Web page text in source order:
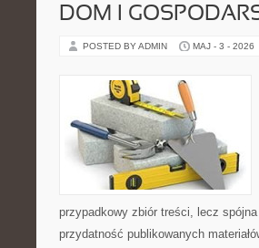
DOM I
POSTED BY ADMIN MAJ - 3 - 2026
przypadkowy zbiór treści, lecz
przydatność publikowanych